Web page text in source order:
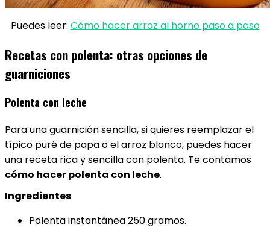
Puedes leer: Cómo hacer arroz al horno paso a paso
Recetas con polenta: otras opciones de
guarniciones
Polenta con leche
Para una guarnición sencilla, si quieres reemplazar el
típico puré de papa o el arroz blanco, puedes hacer
una receta rica y sencilla con polenta. Te contamos
cómo hacer polenta con leche.
Ingredientes
Polenta instantánea 250 gramos.